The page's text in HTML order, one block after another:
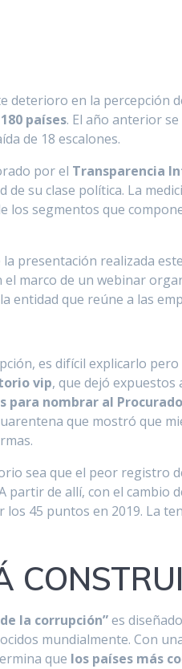
deterioro en la percepción
países. El año anterior
de 18 escalones.
por el Transparencia
su clase política. La
los segmentos que
presentación realizada
el marco de un webinar
entidad que reúne a las
es difícil explicarlo
vip, que dejó expuestos
para nombrar al
que mostró que
sea que el peor registro
partir de allí, con el cambio
los 45 puntos en 2019. La
la corrupción”es
mundialmente. Con
que los países más